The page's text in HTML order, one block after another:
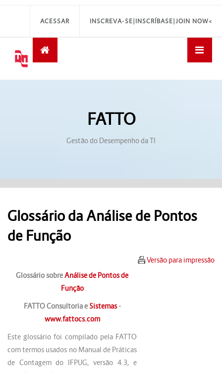
INSCREVA-SE|INSCRÍBASE|JOIN NOW<
ACESSAR
FATTO
Gestão do Desempenho da TI
Glossário da Análise de Pontos
de Função
Versão para impressão
Glossário sobreAnálise de Pontos de
Função
FATTO Consultoria e Sistemas-
www.fattocs.com
Este glossário foi compilado pela FATTO
com termos usados no Manual de Práticas
de Contagem do IFPUG, versão 4.3, e